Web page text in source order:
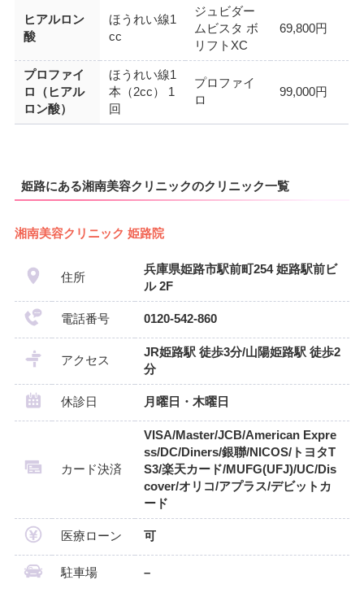
ヒアルロン
酸
ほうれい線1
cc
ジュビダー
ムビスタ ボ
リフトXC
69,800円
プロファイ
ロ（ヒアル
ロン酸）
ほうれい線1
本（2cc） 1
回
プロファイ
ロ
99,000円
姫路にある湘南美容クリニックのクリニック一覧
湘南美容クリニック 姫路院
住所
兵庫県姫路市駅前町254 姫路駅前ビ
ル 2F
電話番号 0120-542-860
アクセス
JR姫路駅 徒歩3分/山陽姫路駅 徒歩2
分
休診日 月曜日・木曜日
カード決済
VISA/Master/JCB/American Expre
ss/DC/Diners/銀聯/NICOS/トヨタT
S3/楽天カード/MUFG(UFJ)/UC/Dis
cover/オリコ/アプラス/デビットカ
ード
医療ローン 可
駐車場 –